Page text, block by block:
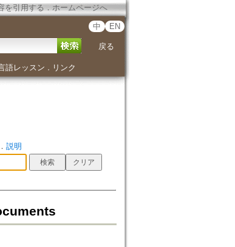
を引用する ． ホームページへ
中 EN
戻る
語レッスン ． リンク
説明